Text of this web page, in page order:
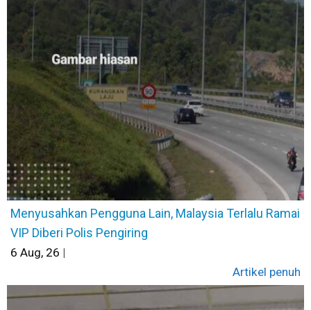
Menyusahkan Pengguna Lain, Malaysia Terlalu Ramai
VIP Diberi Polis Pengiring
6 Aug, 26 |
Artikel penuh